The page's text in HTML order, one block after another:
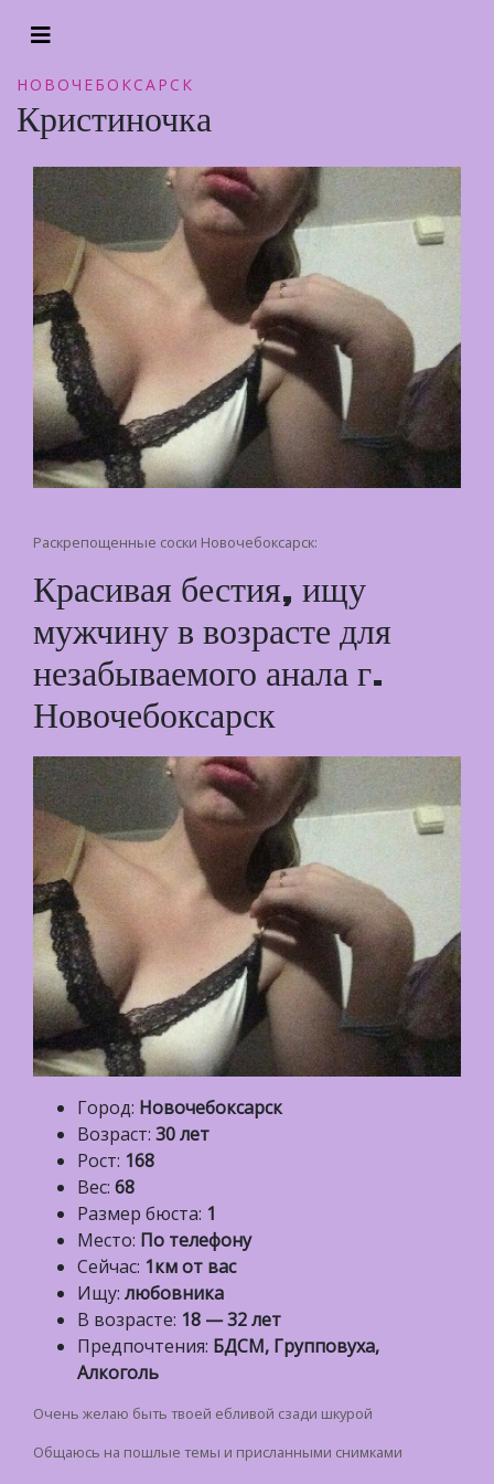
НОВОЧЕБОКСАРСК
Кристиночка
Раскрепощенные соски Новочебоксарск:
Красивая бестия, ищу
мужчину в возрасте для
незабываемого анала г.
Новочебоксарск
Город: Новочебоксарск
Возраст: 30 лет
Рост: 168
Вес: 68
Размер бюста: 1
Место: По телефону
Сейчас: 1км от вас
Ищу: любовника
В возрасте: 18 — 32 лет
Предпочтения: БДСМ, Групповуха,
Алкоголь
Очень желаю быть твоей ебливой сзади шкурой
Общаюсь на пошлые темы и приcланными снимками